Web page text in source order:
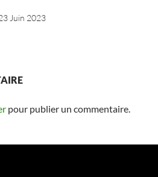
Juin 2023
pour publier un commentaire.